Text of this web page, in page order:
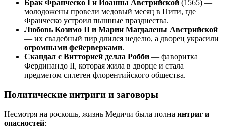
Брак Франческо I и Иоанны Австрийской (1565) —
молодожены провели медовый месяц в Пити, где
Франческо устроил пышные празднества.
Любовь Козимо II и Марии Магдалены Австрийской
— их свадебный пир длился неделю, а дворец украсили
огромными фейерверками.
Скандал с Витторией делла Робби — фаворитка
Фердинандо II, которая жила в дворце и стала
предметом сплетен флорентийского общества.
Политические интриги и заговоры
Несмотря на роскошь, жизнь Медичи была полна интриг и
опасностей: